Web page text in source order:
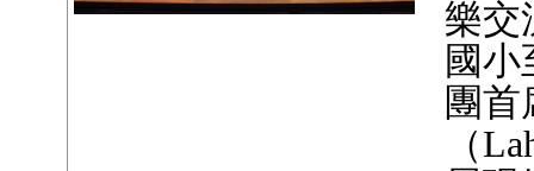
樂交
國
團
（